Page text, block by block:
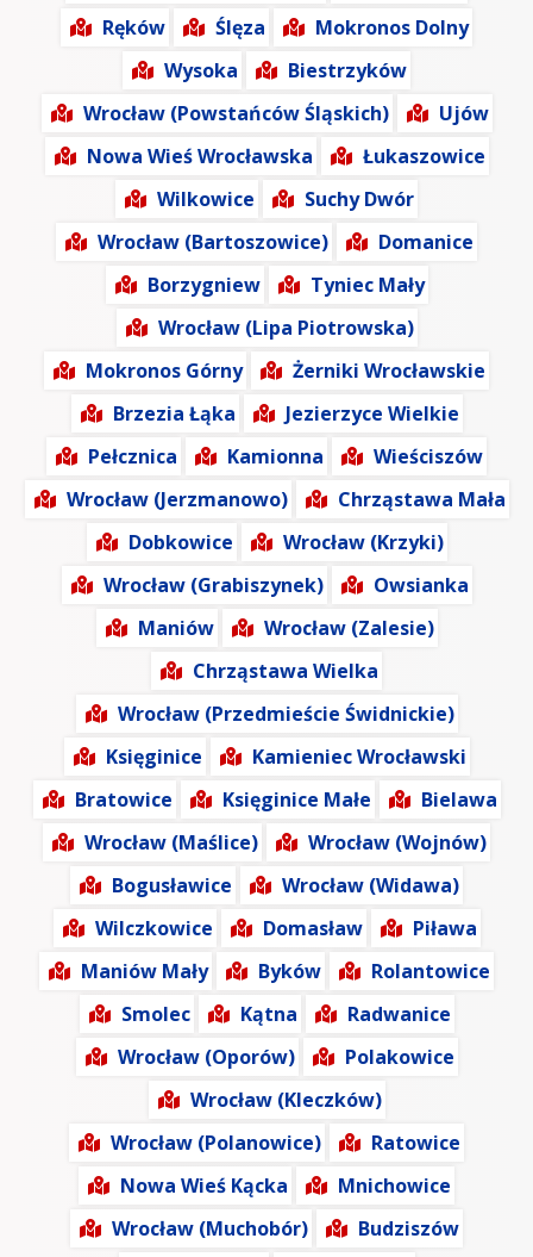
Ręków
Ślęza
Mokronos Dolny
Wysoka
Biestrzyków
Wrocław (Powstańców Śląskich)
Ujów
Nowa Wieś Wrocławska
Łukaszowice
Wilkowice
Suchy Dwór
Wrocław (Bartoszowice)
Domanice
Borzygniew
Tyniec Mały
Wrocław (Lipa Piotrowska)
Mokronos Górny
Żerniki Wrocławskie
Brzezia Łąka
Jezierzyce Wielkie
Pełcznica
Kamionna
Wieściszów
Wrocław (Jerzmanowo)
Chrząstawa Mała
Dobkowice
Wrocław (Krzyki)
Wrocław (Grabiszynek)
Owsianka
Maniów
Wrocław (Zalesie)
Chrząstawa Wielka
Wrocław (Przedmieście Świdnickie)
Księginice
Kamieniec Wrocławski
Bratowice
Księginice Małe
Bielawa
Wrocław (Maślice)
Wrocław (Wojnów)
Bogusławice
Wrocław (Widawa)
Wilczkowice
Domasław
Piława
Maniów Mały
Byków
Rolantowice
Smolec
Kątna
Radwanice
Wrocław (Oporów)
Polakowice
Wrocław (Kleczków)
Wrocław (Polanowice)
Ratowice
Nowa Wieś Kącka
Mnichowice
Wrocław (Muchobór)
Budziszów